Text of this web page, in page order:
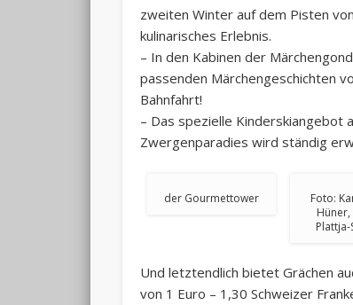
zweiten Winter auf dem Pisten
kulinarisches Erlebnis.
– In den Kabinen der
passenden Märchengeschichten
Bahnfahrt!
– Das spezielle Kinderskiangebot
Zwergenparadies wird ständig
der Gourmettower
Foto:
Und letztendlich bietet Grächen
von 1 Euro – 1,30 Schweizer